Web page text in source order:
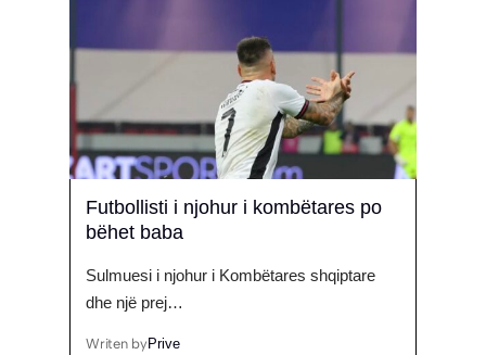
Futbollisti i njohur i kombëtares po
bëhet baba
Sulmuesi i njohur i Kombëtares shqiptare
dhe një prej…
Writen byPrive